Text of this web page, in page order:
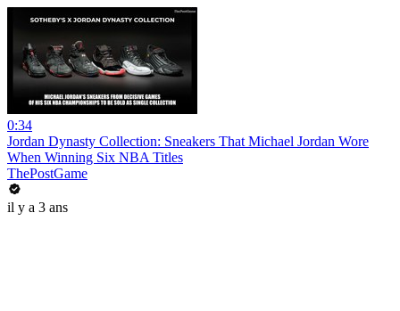
0:34
Jordan Dynasty Collection: Sneakers That Michael Jordan Wore
When Winning Six NBA Titles
ThePostGame
il y a 3 ans